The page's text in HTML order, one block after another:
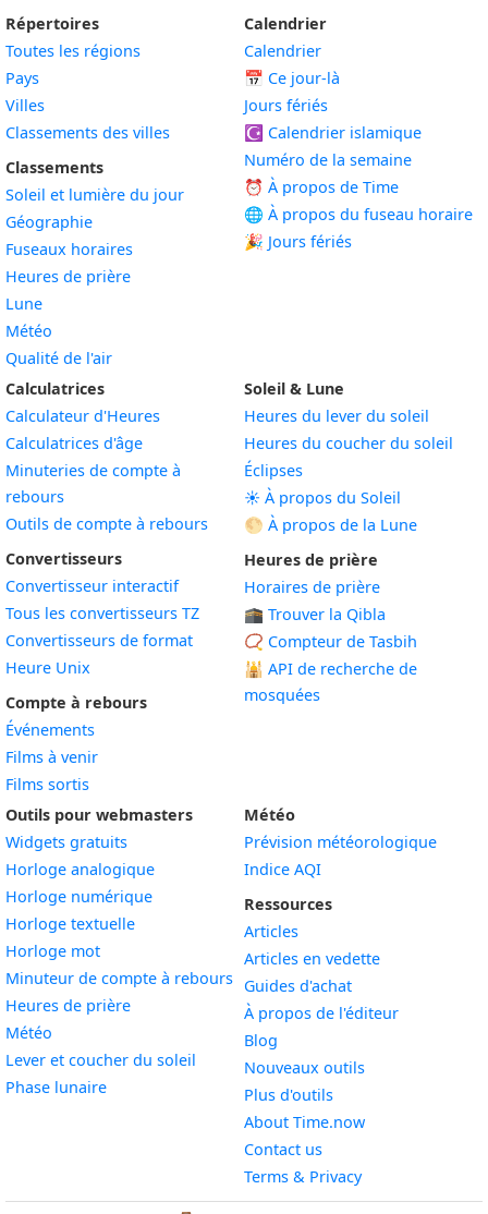
Répertoires
Toutes les régions
Pays
Villes
Classements des villes
Classements
Soleil et lumière du jour
Géographie
Fuseaux horaires
Heures de prière
Lune
Météo
Qualité de l'air
Calendrier
Calendrier
📅 Ce jour-là
Jours fériés
☪️ Calendrier islamique
Numéro de la semaine
⏰ À propos de Time
🌐 À propos du fuseau horaire
🎉 Jours fériés
Calculatrices
Calculateur d'Heures
Calculatrices d'âge
Minuteries de compte à
rebours
Outils de compte à rebours
Convertisseurs
Convertisseur interactif
Tous les convertisseurs TZ
Convertisseurs de format
Heure Unix
Compte à rebours
Événements
Films à venir
Films sortis
Soleil & Lune
Heures du lever du soleil
Heures du coucher du soleil
Éclipses
☀️ À propos du Soleil
🌕 À propos de la Lune
Heures de prière
Horaires de prière
🕋 Trouver la Qibla
📿 Compteur de Tasbih
🕌 API de recherche de
mosquées
Outils pour webmasters
Widgets gratuits
Horloge analogiqueWidget
Horloge numériqueWidget
Horloge textuelleWidget
Horloge motWidget
Minuteur de compte à rebours Widget
Heures de prièreWidget
Météo
Lever et coucher du soleil
Phase lunaireWidget
Météo
Prévision météorologique
Indice AQI
Ressources
Articles
Articles en vedette
Guides d'achat
À propos de l'éditeur
Blog
Nouveaux outils
Plus d'outils
About Time.now
Contact us
Terms & Privacy